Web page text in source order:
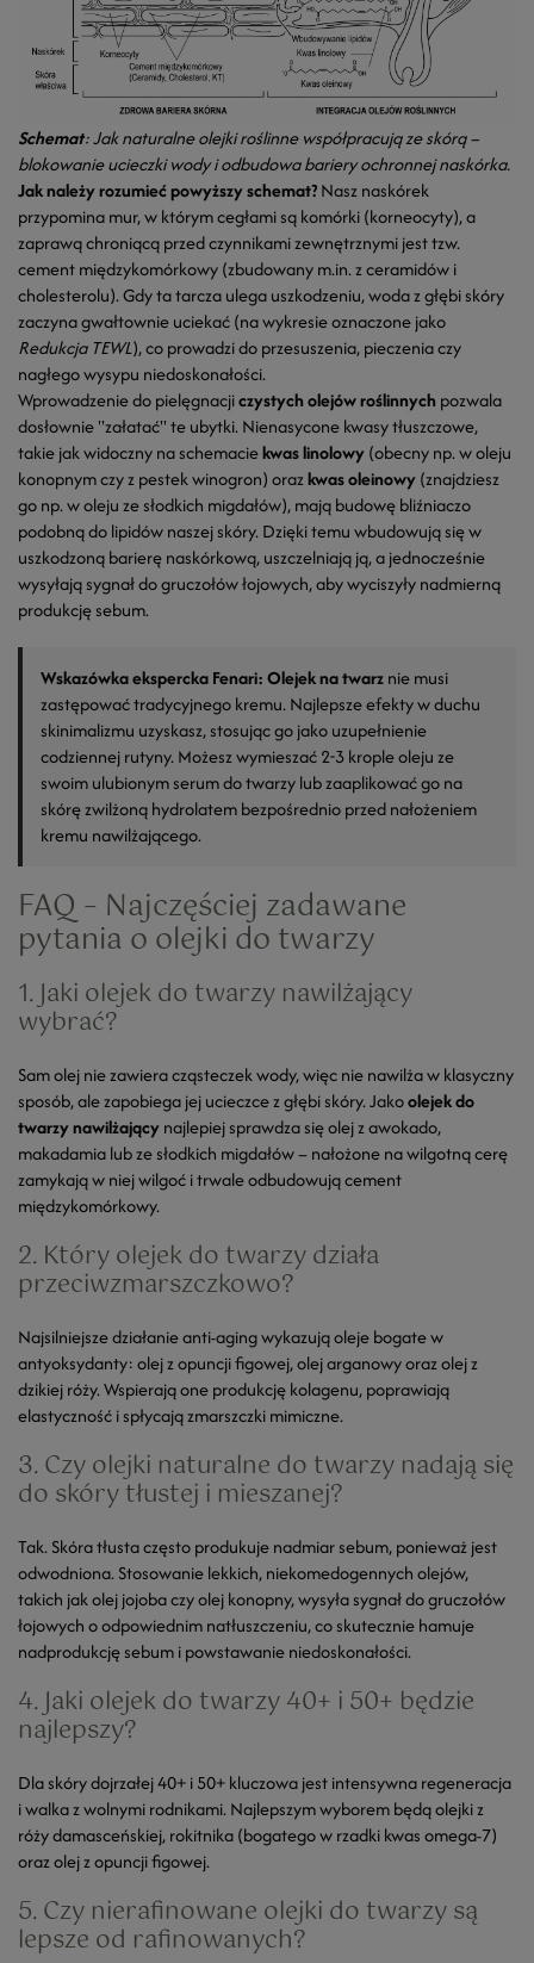
Schemat:Jak naturalne olejki roślinne współpracują ze skórą –
blokowanie ucieczki wody i odbudowa bariery ochronnej naskórka.
Jak należy rozumieć powyższy schemat?Nasz naskórek
przypomina mur, w którym cegłami są komórki (korneocyty), a
zaprawą chroniącą przed czynnikami zewnętrznymi jest tzw.
cement międzykomórkowy (zbudowany m.in. z ceramidów i
cholesterolu). Gdy ta tarcza ulega uszkodzeniu, woda z głębi skóry
zaczyna gwałtownie uciekać (na wykresie oznaczone jako
Redukcja TEWL), co prowadzi do przesuszenia, pieczenia czy
nagłego wysypu niedoskonałości.
Wprowadzenie do pielęgnacjiczystych olejów roślinnych pozwala
dosłownie "załatać" te ubytki. Nienasycone kwasy tłuszczowe,
takie jak widoczny na schemaciekwas linolowy(obecny np. w oleju
konopnym czy z pestek winogron) orazkwas oleinowy(znajdziesz
go np. w oleju ze słodkich migdałów), mają budowę bliźniaczo
podobną do lipidów naszej skóry. Dzięki temu wbudowują się w
uszkodzoną barierę naskórkową, uszczelniają ją, a jednocześnie
wysyłają sygnał do gruczołów łojowych, aby wyciszyły nadmierną
produkcję sebum.
Wskazówka ekspercka Fenari:Olejek na twarznie musi
zastępować tradycyjnego kremu. Najlepsze efekty w duchu
skinimalizmu uzyskasz, stosując go jako uzupełnienie
codziennej rutyny. Możesz wymieszać 2-3 krople oleju ze
swoim ulubionym serum do twarzy lub zaaplikować go na
skórę zwilżoną hydrolatem bezpośrednio przed nałożeniem
kremu nawilżającego.
FAQ – Najczęściej zadawane
pytania o olejki do twarzy
1. Jaki olejek do twarzy nawilżający
wybrać?
Sam olej nie zawiera cząsteczek wody, więc nie nawilża w klasyczny
sposób, ale zapobiega jej ucieczce z głębi skóry. Jakoolejek do
twarzy nawilżającynajlepiej sprawdza się olej z awokado,
makadamia lub ze słodkich migdałów – nałożone na wilgotną cerę
zamykają w niej wilgoć i trwale odbudowują cement
międzykomórkowy.
2. Który olejek do twarzy działa
przeciwzmarszczkowo?
Najsilniejsze działanie anti-aging wykazują oleje bogate w
antyoksydanty: olej z opuncji figowej, olej arganowy oraz olej z
dzikiej róży. Wspierają one produkcję kolagenu, poprawiają
elastyczność i spłycają zmarszczki mimiczne.
3. Czy olejki naturalne do twarzy nadają się
do skóry tłustej i mieszanej?
Tak. Skóra tłusta często produkuje nadmiar sebum, ponieważ jest
odwodniona. Stosowanie lekkich, niekomedogennych olejów,
takich jak olej jojoba czy olej konopny, wysyła sygnał do gruczołów
łojowych o odpowiednim natłuszczeniu, co skutecznie hamuje
nadprodukcję sebum i powstawanie niedoskonałości.
4. Jaki olejek do twarzy 40+ i 50+ będzie
najlepszy?
Dla skóry dojrzałej 40+ i 50+ kluczowa jest intensywna regeneracja
i walka z wolnymi rodnikami. Najlepszym wyborem będą olejki z
róży damasceńskiej, rokitnika (bogatego w rzadki kwas omega-7)
oraz olej z opuncji figowej.
5. Czy nierafinowane olejki do twarzy są
lepsze od rafinowanych?